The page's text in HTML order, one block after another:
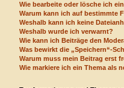
Wie bearbeite oder lösche ich
Warum kann ich auf bestimmte
Weshalb kann ich keine
Weshalb wurde ich verwarnt?
Wie kann ich Beiträge den
Was bewirkt die „Speichern“-
Warum muss mein Beitrag erst
Wie markiere ich ein Thema als